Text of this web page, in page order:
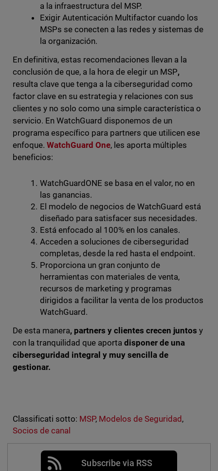
a la infraestructura del MSP.
Exigir Autenticación Multifactor cuando los
MSPs se conecten a las redes y sistemas de
la organización.
En definitiva, estas recomendaciones llevan a la
conclusión de que, a la hora de elegir un MSP,
resulta clave que tenga a la ciberseguridad como
factor clave en su estrategia y relaciones con sus
clientes y no solo como una simple característica o
servicio. En WatchGuard disponemos de un
programa específico para partners que utilicen ese
enfoque. WatchGuard One, les aporta múltiples
beneficios:
WatchGuardONE se basa en el valor, no en
las ganancias.
El modelo de negocios de WatchGuard está
diseñado para satisfacer sus necesidades.
Está enfocado al 100% en los canales.
Acceden a soluciones de ciberseguridad
completas, desde la red hasta el endpoint.
Proporciona un gran conjunto de
herramientas con materiales de venta,
recursos de marketing y programas
dirigidos a facilitar la venta de los productos
WatchGuard.
De esta manera, partners y clientes crecen juntos y
con la tranquilidad que aporta disponer de una
ciberseguridad integral y muy sencilla de
gestionar.
Classificati sotto: MSP, Modelos de Seguridad ,
Socios de canal
Subscribe via RSS